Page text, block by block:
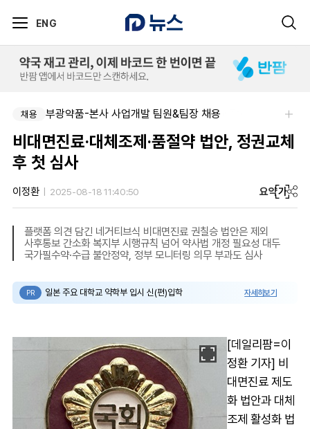
ENG
채용 부광약품-본사 사업개발 팀원&팀장 채용
비대면진료·대체조제·품절약 법안, 정권교체
후 첫 심사
이정환 2025-08-18 11:40:50 요약가
플랫폼 의견 담긴 네거티브식 비대면진료 권칠승 법안은 제외
사후통보 간소화 복지부 시행규칙 넘어 약사법 개정 필요성 대두
국가필수약·수급 불안정약, 정부 모니터링 의무 부과도 심사
PR 일본 주요 대학교 약학부 입시 신(편)입학 자세히보기
[데일리팜=이
정환 기자] 비
대면진료 제도
화 법안과 대체
조제 활성화 법